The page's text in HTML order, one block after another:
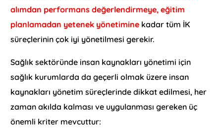
alımdan performans değerlendirmeye, eğitim
planlamadan yetenek yönetimine kadar tüm İK
süreçlerinin çok iyi yönetilmesi gerekir.
Sağlık sektöründe insan kaynakları yönetimi için
sağlık kurumlarda da geçerli olmak üzere insan
kaynakları yönetim süreçlerinde dikkat edilmesi, her
zaman akılda kalması ve uygulanması gereken üç
önemli kriter mevcuttur: